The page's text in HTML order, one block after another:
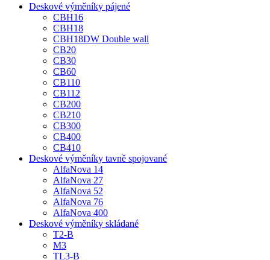
Deskové výměníky pájené
CBH16
CBH18
CBH18DW Double wall
CB20
CB30
CB60
CB110
CB112
CB200
CB210
CB300
CB400
CB410
Deskové výměníky tavně spojované
AlfaNova 14
AlfaNova 27
AlfaNova 52
AlfaNova 76
AlfaNova 400
Deskové výměníky skládané
T2-B
M3
TL3-B